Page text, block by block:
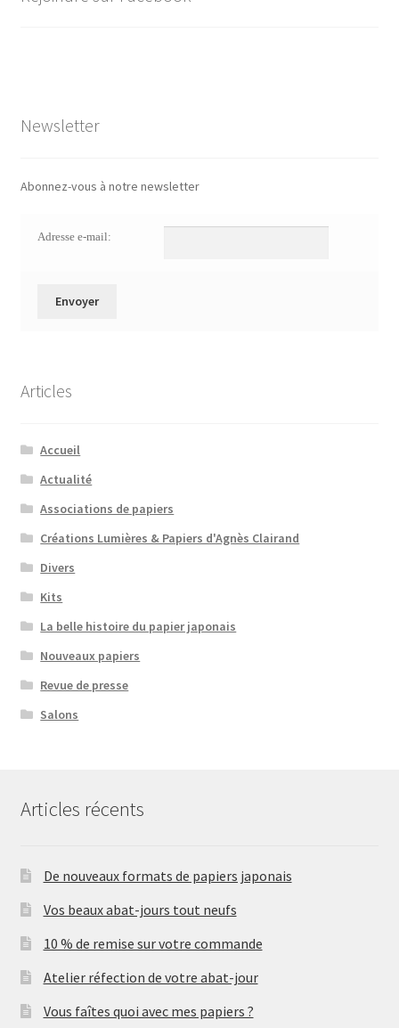
Newsletter
Abonnez-vous à notre newsletter
Adresse e-mail:
Articles
Accueil
Actualité
Associations de papiers
Créations Lumières & Papiers d'Agnès Clairand
Divers
Kits
La belle histoire du papier japonais
Nouveaux papiers
Revue de presse
Salons
Articles récents
De nouveaux formats de papiers japonais
Vos beaux abat-jours tout neufs
10 % de remise sur votre commande
Atelier réfection de votre abat-jour
Vous faîtes quoi avec mes papiers ?